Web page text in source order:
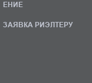
ЕНИЕ
ЗАЯВКА РИЭЛТЕРУ